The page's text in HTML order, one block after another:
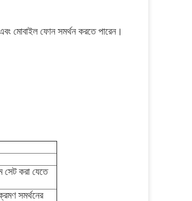
মোবাইল ফোন সমর্থন করতে পারেন।
সেট করা যেতে
সমর্থনের